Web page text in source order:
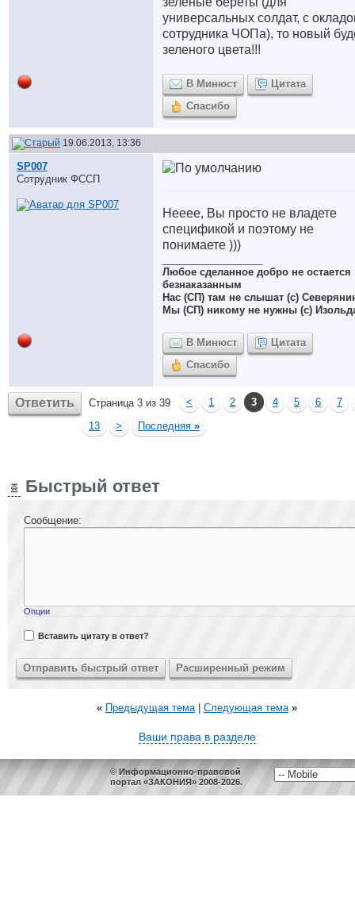
универсальных солдат, с
сотрудника ЧОПа), то новый
зеленого цвета!!!
В Минюст
Цитата
Спасибо
19.06.2013, 13:36
SP007
Сотрудник ФССП
Нееее, Вы просто не владете
спецификой и поэтому не
понимаете )))
Любое сделанное добро не остается
безнаказанным
Нас (СП) там не слышат (с)
Мы (СП) никому не нужны (с)
В Минюст
Цитата
Спасибо
Ответить Страница 3 из 39 < 1 2 3 4 5 6
7
13
> Последняя »
Быстрый ответ
Сообщение:
Опции
Вставить цитату в ответ?
« Предыдущая тема| Следующая тема »
Ваши права в разделе
© Информационно-правовой
портал «ЗАКОНИЯ» 2008-2026.